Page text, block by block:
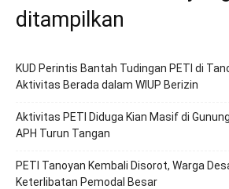
ditampilkan
KUD Perintis Bantah Tudingan PETI di
Aktivitas Berada dalam WIUP Berizin
Aktivitas PETI Diduga Kian Masif di
APH Turun Tangan
PETI Tanoyan Kembali Disorot, Warga
Keterlibatan Pemodal Besar